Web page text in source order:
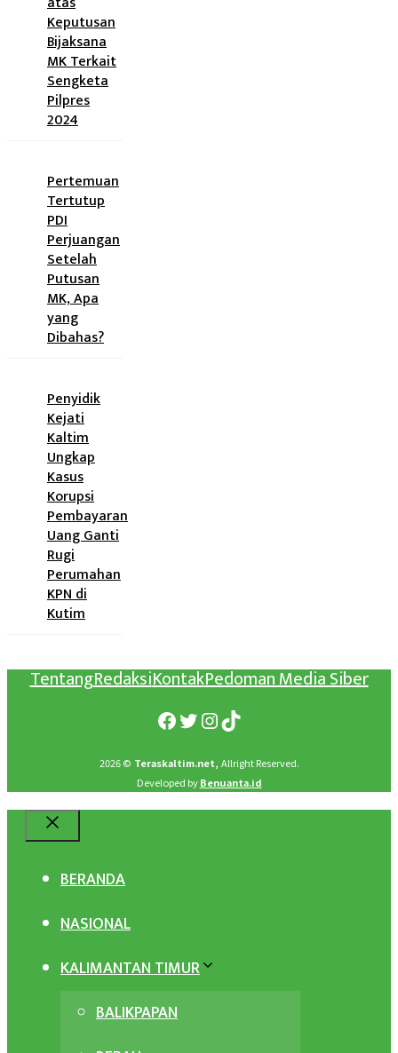
Keputusan
Bijaksana
MK Terkait
Sengketa
Pilpres
2024
Pertemuan
Tertutup
PDI
Perjuangan
Setelah
Putusan
MK, Apa
yang
Dibahas?
Penyidik
Kejati
Kaltim
Ungkap
Kasus
Korupsi
Pembayaran
Uang Ganti
Rugi
Perumahan
KPN di
Kutim
TentangRedaksiKontakPedoman Media Siber
Facebook
Twitter
Instagram
TikTok
2026 © Teraskaltim.net, Allright Reserved.
Developed byBenuanta.id
BERANDA
NASIONAL
KALIMANTAN TIMUR
BALIKPAPAN